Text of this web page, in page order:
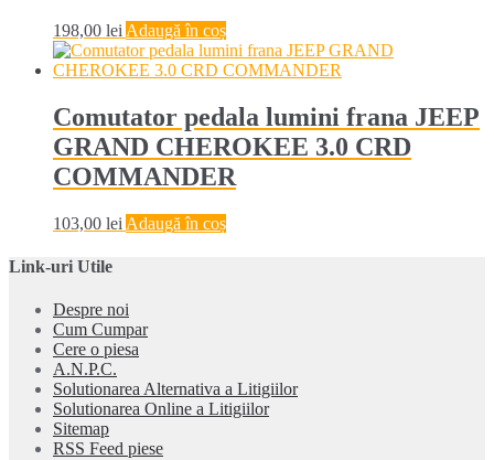
198,00 lei Adaugă în coș
Comutator pedala lumini frana JEEP
GRAND CHEROKEE 3.0 CRD
COMMANDER
103,00 lei Adaugă în coș
Link-uri Utile
Despre noi
Cum Cumpar
Cere o piesa
A.N.P.C.
Solutionarea Alternativa a Litigiilor
Solutionarea Online a Litigiilor
Sitemap
RSS Feed piese